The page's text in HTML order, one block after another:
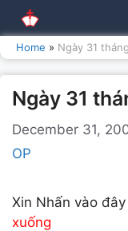
to
content
Home » Ngày 31
Ngày 31
December 31,
OP
Xin Nhấn vào
xuống